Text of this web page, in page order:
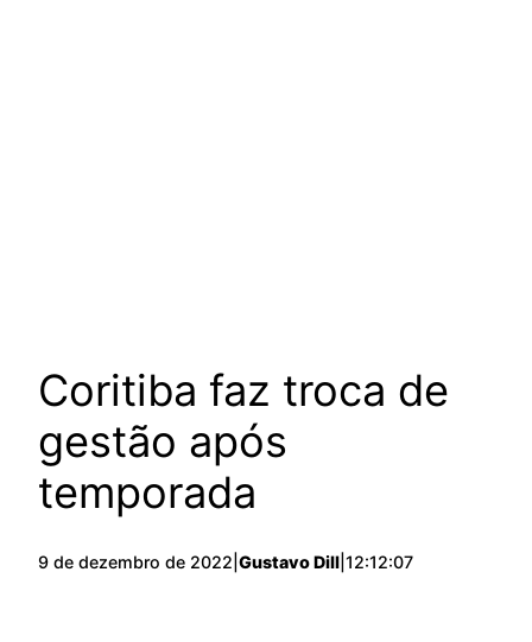
Coritiba faz troca de
gestão após
temporada
9 de dezembro de 2022 Gustavo Dill 12:12:07